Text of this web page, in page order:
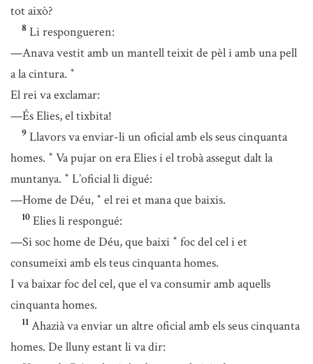
tot això?
8 Li respongueren:
—Anava vestit amb un mantell teixit de pèl i amb una pell
a la cintura. *
El rei va exclamar:
—És Elies, el tixbita!
9 Llavors va enviar-li un oficial amb els seus cinquanta
homes. * Va pujar on era Elies i el trobà assegut dalt la
muntanya. * L’oficial li digué:
—Home de Déu, * el rei et mana que baixis.
10 Elies li respongué:
—Si soc home de Déu, que baixi * foc del cel i et
consumeixi amb els teus cinquanta homes.
I va baixar foc del cel, que el va consumir amb aquells
cinquanta homes.
11 Ahazià va enviar un altre oficial amb els seus cinquanta
homes. De lluny estant li va dir: